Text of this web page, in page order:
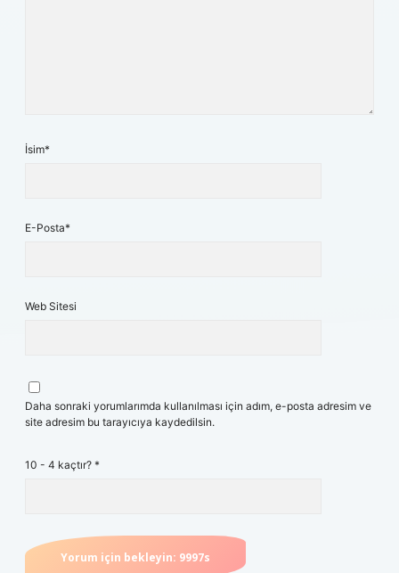
İsim*
E-Posta*
Web Sitesi
Daha sonraki yorumlarımda kullanılması için adım, e-posta adresim ve
site adresim bu tarayıcıya kaydedilsin.
10 - 4 kaçtır? *